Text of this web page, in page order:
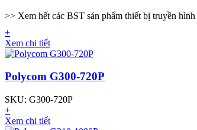
>> Xem hết các BST sản phẩm thiết bị truyền hình
+
Xem chi tiết
Polycom G300-720P
SKU: G300-720P
+
Xem chi tiết